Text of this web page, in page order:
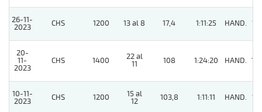
26-11-
2023
CHS 1200 13 al 8 17,4 1:11:25 HAND. 12
20-
11-
2023
CHS 1400
22 al
11
108 1:24:20 HAND. 10
10-11-
2023
CHS 1200
15 al
12
103,8 1:11:11 HAND. 12